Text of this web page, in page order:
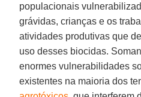
populacionais
grávidas, crianças e os
atividades produtivas que
uso desses biocidas.
enormes vulnerabilidades
existentes na maioria dos